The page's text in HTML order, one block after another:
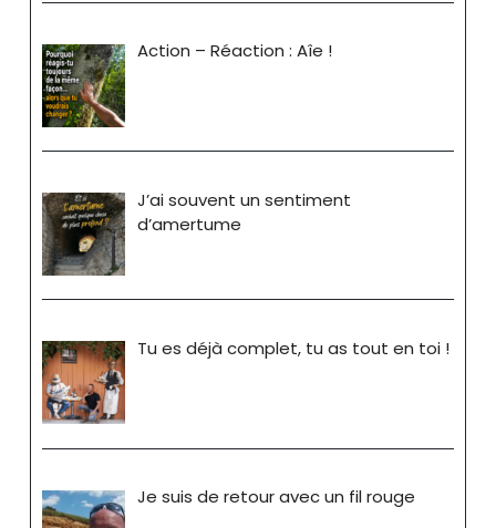
Action – Réaction : Aîe !
J’ai souvent un sentiment
d’amertume
Tu es déjà complet, tu as tout en toi !
Je suis de retour avec un fil rouge